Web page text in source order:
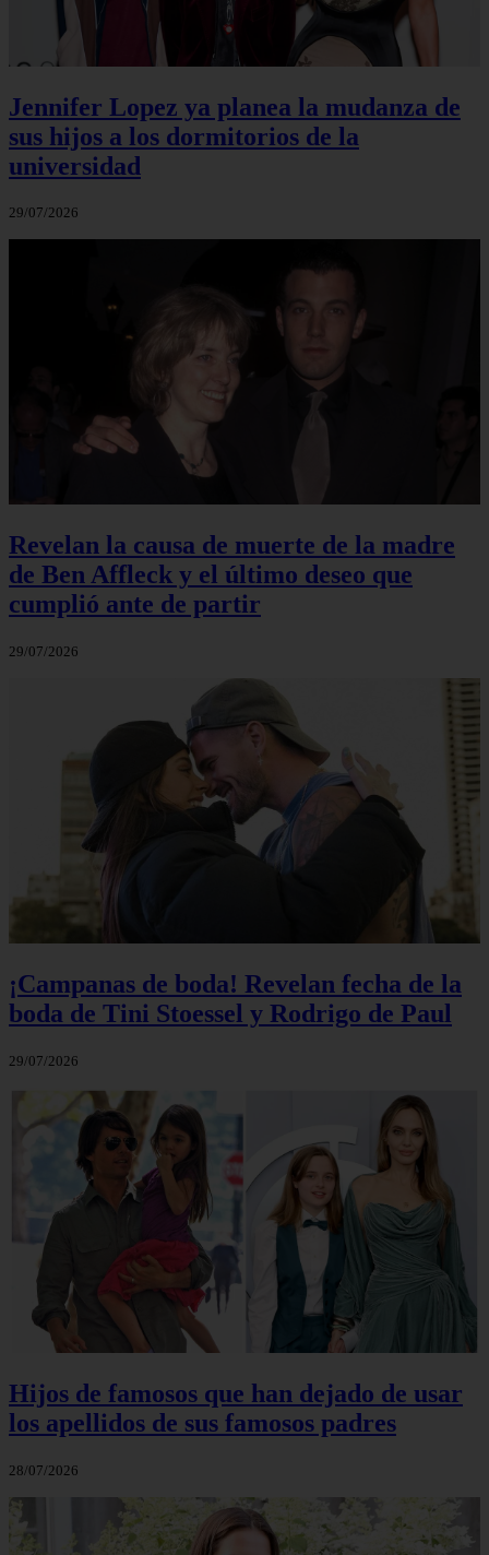
Jennifer Lopez ya planea la mudanza de
sus hijos a los dormitorios de la
universidad
29/07/2026
Revelan la causa de muerte de la madre
de Ben Affleck y el último deseo que
cumplió ante de partir
29/07/2026
¡Campanas de boda! Revelan fecha de la
boda de Tini Stoessel y Rodrigo de Paul
29/07/2026
Hijos de famosos que han dejado de usar
los apellidos de sus famosos padres
28/07/2026